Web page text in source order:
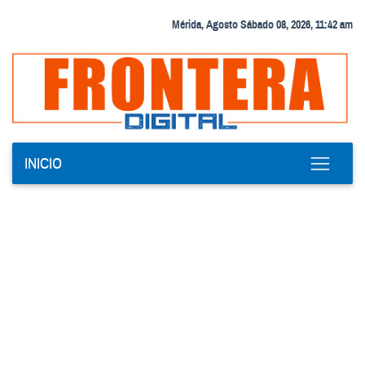
Mérida, Agosto Sábado 08, 2026, 11:42 am
INICIO